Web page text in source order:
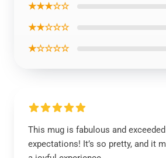
★★★☆☆
★★☆☆☆
★☆☆☆☆
This mug is fabulous and
expectations! It’s so pretty, and it